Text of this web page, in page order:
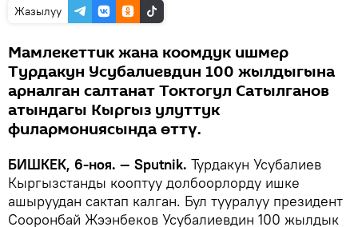
Жазылуу
Мамлекеттик жана коомдук ишмер
Турдакун Усубалиевдин 100 жылдыгына
арналган салтанат Токтогул Сатылганов
атындагы Кыргыз улуттук
филармониясында өттү.
БИШКЕК, 6-ноя. — Sputnik. Турдакун Усубалиев
Кыргызстанды кооптуу долбоорлорду ишке
ашыруудан сактап калган. Бул тууралуу президент
Сооронбай Жээнбеков Усубалиевдин 100 жылдык